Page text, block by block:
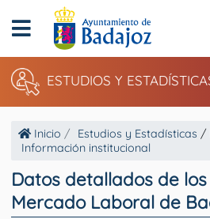
ESTUDIOS Y
Inicio Estudios y Estadísticas /
Información institucional
Datos detallados de
Mercado Laboral de